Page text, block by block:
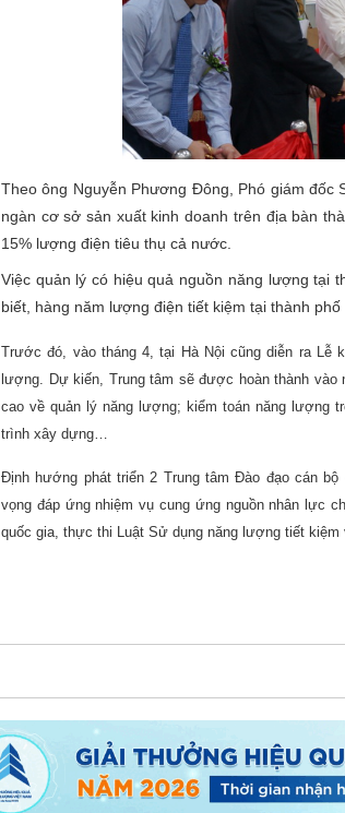
Theo ông Nguyễn Phương Đông, Phó giám đốc
ngàn cơ sở sản xuất kinh doanh trên địa bàn
15% lượng điện tiêu thụ cả nước.
Việc quản lý có hiệu quả nguồn năng lượng tại
biết, hàng năm lượng điện tiết kiệm tại thành phố
Trước đó, vào tháng 4, tại Hà Nội cũng diễn ra Lễ
lượng. Dự kiến, Trung tâm sẽ được hoàn thành
cao về quản lý năng lượng; kiểm toán năng lượng
trình xây dựng…
Định hướng phát triển 2 Trung tâm Đào đạo cán
vọng đáp ứng nhiệm vụ cung ứng nguồn nhân lực
quốc gia, thực thi Luật Sử dụng năng lượng tiết kiệm